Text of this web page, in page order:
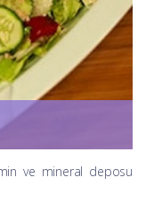
ve mineral deposu